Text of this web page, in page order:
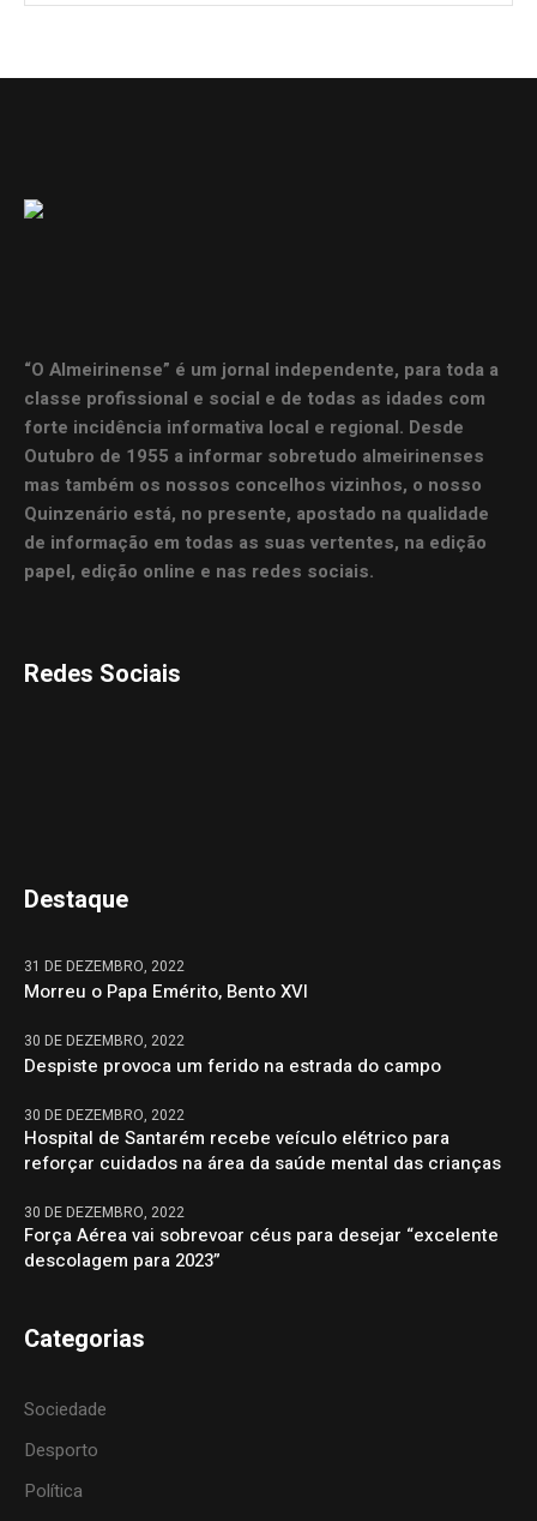
“O Almeirinense” é um jornal independente, para toda a
classe profissional e social e de todas as idades com
forte incidência informativa local e regional. Desde
Outubro de 1955 a informar sobretudo almeirinenses
mas também os nossos concelhos vizinhos, o nosso
Quinzenário está, no presente, apostado na qualidade
de informação em todas as suas vertentes, na edição
papel, edição online e nas redes sociais.
Redes Sociais
Destaque
31 DE DEZEMBRO, 2022
Morreu o Papa Emérito, Bento XVI
30 DE DEZEMBRO, 2022
Despiste provoca um ferido na estrada do campo
30 DE DEZEMBRO, 2022
Hospital de Santarém recebe veículo elétrico para
reforçar cuidados na área da saúde mental das crianças
30 DE DEZEMBRO, 2022
Força Aérea vai sobrevoar céus para desejar “excelente
descolagem para 2023”
Categorias
Sociedade
Desporto
Política